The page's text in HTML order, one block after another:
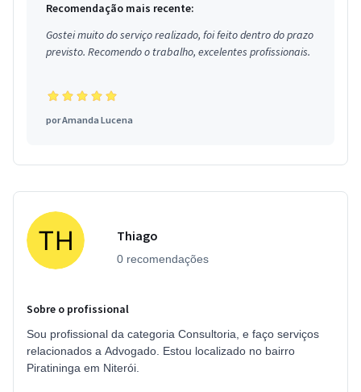
Recomendação mais recente:
Gostei muito do serviço realizado, foi feito dentro do prazo
previsto. Recomendo o trabalho, excelentes profissionais.
porAmanda Lucena
Thiago
0 recomendações
Sobre o profissional
Sou profissional da categoria Consultoria, e faço serviços
relacionados a Advogado. Estou localizado no bairro
Piratininga em Niterói.